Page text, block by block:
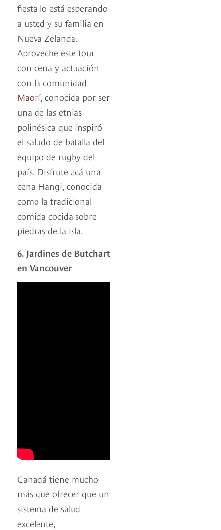
fiesta lo está esperando
a usted y su familia en
Nueva Zelanda.
Aproveche este tour
con cena y actuación
con la comunidad
Maorí, conocida por ser
una de las etnias
polinésica que inspiró
el saludo de batalla del
equipo de rugby del
país. Disfrute acá una
cena Hangi, conocida
como la tradicional
comida cocida sobre
piedras de la isla.
6. Jardines de Butchart
en Vancouver
Canadá tiene mucho
más que ofrecer que un
sistema de salud
excelente,